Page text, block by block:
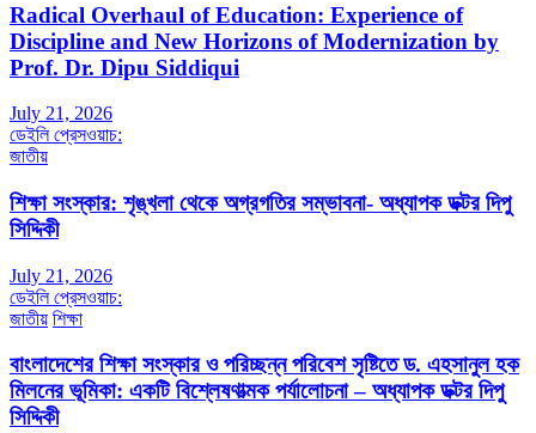
Radical Overhaul of Education: Experience of
Discipline and New Horizons of Modernization by
Prof. Dr. Dipu Siddiqui
July 21, 2026
ডেইলি প্রেসওয়াচ:
জাতীয়
শিক্ষা সংস্কার: শৃঙ্খলা থেকে অগ্রগতির সম্ভাবনা- অধ্যাপক ডক্টর দিপু
সিদ্দিকী
July 21, 2026
ডেইলি প্রেসওয়াচ:
জাতীয় শিক্ষা
বাংলাদেশের শিক্ষা সংস্কার ও পরিচ্ছন্ন পরিবেশ সৃষ্টিতে ড. এহসানুল হক
মিলনের ভূমিকা: একটি বিশ্লেষণাত্মক পর্যালোচনা – অধ্যাপক ডক্টর দিপু
সিদ্দিকী